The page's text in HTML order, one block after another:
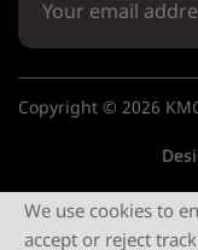
Copyright © 2026
We use cookies to
accept or reject